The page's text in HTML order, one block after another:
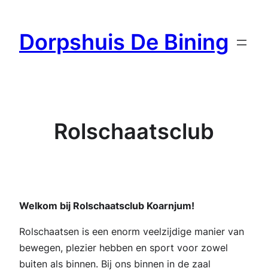
Dorpshuis De Bining
Rolschaatsclub
Welkom bij Rolschaatsclub Koarnjum!
Rolschaatsen is een enorm veelzijdige manier van
bewegen, plezier hebben en sport voor zowel
buiten als binnen. Bij ons binnen in de zaal